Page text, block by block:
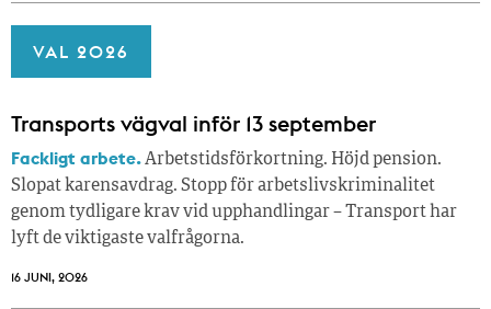
VAL 2026
Transports vägval inför 13 september
Fackligt arbete.Arbetstidsförkortning. Höjd pension.
Slopat karensavdrag. Stopp för arbetslivskriminalitet
genom tydligare krav vid upphandlingar – Transport har
lyft de viktigaste valfrågorna.
16 JUNI, 2026